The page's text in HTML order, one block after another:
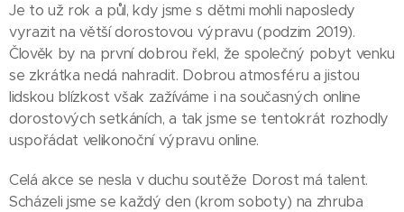
Je to už rok a půl, kdy jsme s dětmi mohli naposledy
vyrazit na větší dorostovou výpravu (podzim 2019).
Člověk by na první dobrou řekl, že společný pobyt venku
se zkrátka nedá nahradit. Dobrou atmosféru a jistou
lidskou blízkost však zažíváme i na současných online
dorostových setkáních, a tak jsme se tentokrát rozhodly
uspořádat velikonoční výpravu online.
Celá akce se nesla v duchu soutěže Dorost má talent.
Scházeli jsme se každý den (krom soboty) na zhruba